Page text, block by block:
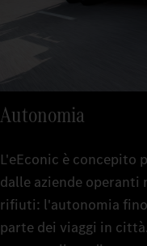
Autonomia
L'eEconic è concepito
dalle aziende
rifiuti: l'autonomia
parte dei viaggi in